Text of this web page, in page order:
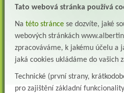
oddělení psychiatrie ...
Lékař oddělení pneumologie a
Albertinum, odborný léčebný ústav, Žamberk
oddělení pneumologie a ftizeologie (pl...
Všeobecná/praktická sestra na LDN
lůžkové oddělení následné a dlouhodobé pé...
Tato webová stránka používá
Na této stránce se dozvíte, jaké
webových stránkách
zpracováváme, k jakému účelu a
jaká cookies ukládáme do vašich
Technické (první strany,
pro zajištění základní